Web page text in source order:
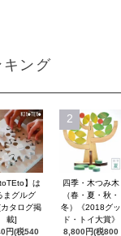
キング
】は
まグルグ
タログ掲
載]
円(税540
2
四季・木つみ木
（春・夏・秋・
冬）《2018グッ
ド・トイ大賞》
8,800円(税800